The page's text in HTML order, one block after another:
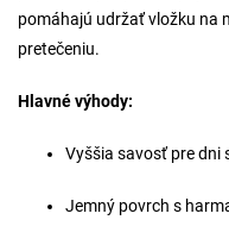
pomáhajú udržať vložku na
pretečeniu.
Hlavné výhody:
Vyššia savosť pre dni
Jemný povrch s